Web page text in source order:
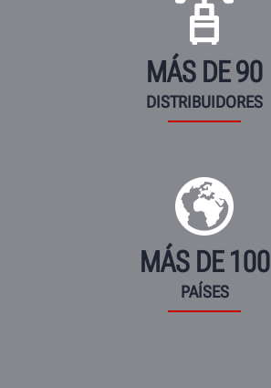
MÁS DE 90
DISTRIBUIDORES
MÁS DE 100
PAÍSES